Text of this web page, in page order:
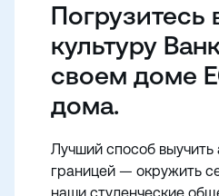
Погрузитесь
культуру
своем доме
дома.
Лучший способ выучить
границей — окружить